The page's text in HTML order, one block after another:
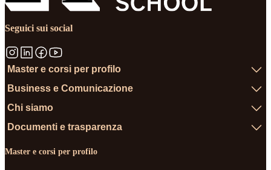
Seguici sui social
Master e corsi per profilo
Business e Comunicazione
Chi siamo
Documenti e trasparenza
Master e corsi per profilo